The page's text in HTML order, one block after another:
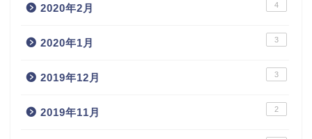
2020年2月 4
2020年1月 3
2019年12月 3
2019年11月 2